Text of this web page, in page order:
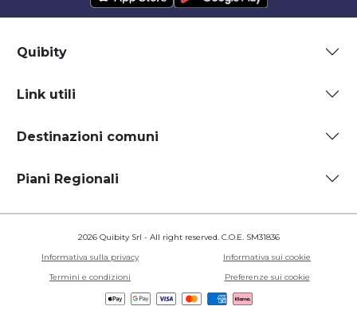
Quibity
Link utili
Destinazioni comuni
Piani Regionali
2026 Quibity Srl - All right reserved. C.O.E. SM31836
Informativa sulla privacy
Informativa sui cookie
Termini e condizioni
Preferenze sui cookie